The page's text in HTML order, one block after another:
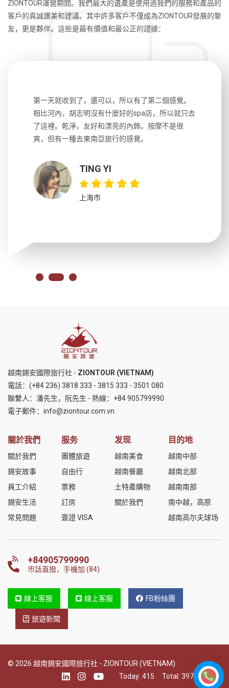
ZIONTOUR運營期間。我們最大的遺產是使用過我們的服務和產品的
客戶的真誠讚美和建議。其中許多客戶不僅成為ZIONTOUR發展的摯
友，更是夥伴。這些是最有價值和最公正的證據：
第一天就收到了，還可以，所以有了第二個感覺。
相比河內，胡志明沒有什麼好的spa店，所以就只去
了這裡。乾淨，友好和漂亮的內飾。按摩不是很
爽，但有一種去東南亞旅行的感覺。
TING YI
上海市
越南錫安國際旅行社 - ZIONTOUR (VIETNAM)
電話： (+84 236) 3818 333 - 3815 333 - 3501 080
聯繫人：潘先生，阮先生 - 熱線： +84 905799990
電子郵件： info@ziontour.com.vn
關於我們
關於我們
錫安故事
員工介紹
錫安生活
常見問題
服务
團體旅遊
自由行
票務
訂房
簽證 VISA
发现
越南美食
越南餐廳
土特產購物
關於我們
目的地
越南中部
越南北部
越南南部
南中越，高原
越南高尔夫球场
+84905799990
市話直撥，手機加 (84)
線上客服 線上客服 FB粉絲團
旅遊新聞
© 2026 越南錫安國際旅行社 - ZIONTOUR (VIETNAM)
Today: 415 Total: 397507